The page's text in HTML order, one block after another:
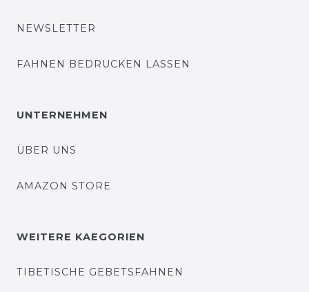
NEWSLETTER
FAHNEN BEDRUCKEN LASSEN
UNTERNEHMEN
ÜBER UNS
AMAZON STORE
WEITERE KAEGORIEN
TIBETISCHE GEBETSFAHNEN